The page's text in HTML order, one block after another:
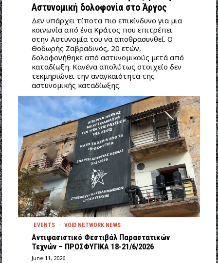
Αστυνομική δολοφονία στο Άργος
Δεν υπάρχει τίποτα πιο επικίνδυνο για μια
κοινωνία από ένα Κράτος που επιτρέπει
στην Αστυνομία του να αποθρασυνθεί. Ο
Θοδωρής Ζαβραδινός, 20 ετών,
δολοφονήθηκε από αστυνομικούς μετά από
καταδίωξη. Κανένα απολύτως στοιχείο δεν
τεκμηριώνει την αναγκαιότητα της
αστυνομικής καταδίωξης.
EVENTS · VOID NETWORK NEWS
Αντιφασιστικό Φεστιβάλ Παραστατικών
Τεχνών – ΠΡΟΣΦΥΓΙΚΑ 18-21/6/2026
June 11, 2026